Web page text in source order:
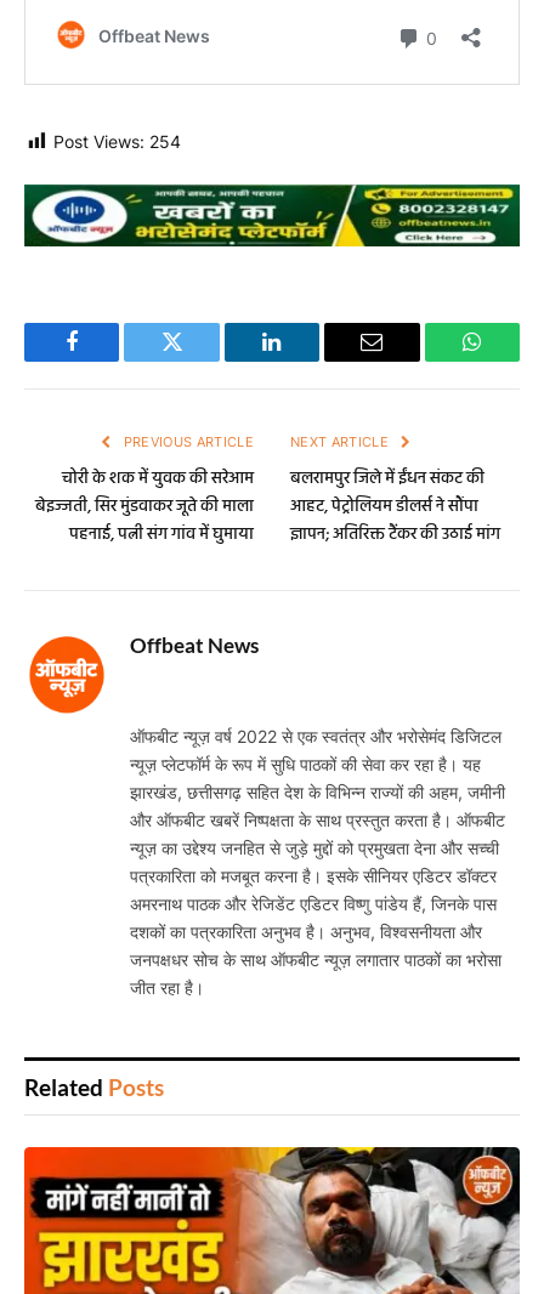
Post Views: 254
Facebook Twitter LinkedIn Email
PREVIOUS ARTICLE
चोरी के शक में युवक की सरेआम
बेइज्जती, सिर मुंडवाकर जूते की माला
पहनाई, पत्नी संग गांव में घुमाया
NEXT ARTICLE
बलरामपुर जिले में ईंधन संकट की
आहट, पेट्रोलियम डीलर्स ने सौंपा
ज्ञापन; अतिरिक्त टैंकर की उठाई मांग
Offbeat News
ऑफबीट न्यूज़ वर्ष 2022 से एक स्वतंत्र और भरोसेमंद डिजिटल
न्यूज़ प्लेटफॉर्म के रूप में सुधि पाठकों की सेवा कर रहा है। यह
झारखंड, छत्तीसगढ़ सहित देश के विभिन्न राज्यों की अहम, जमीनी
और ऑफबीट खबरें निष्पक्षता के साथ प्रस्तुत करता है। ऑफबीट
न्यूज़ का उद्देश्य जनहित से जुड़े मुद्दों को प्रमुखता देना और सच्ची
पत्रकारिता को मजबूत करना है। इसके सीनियर एडिटर डॉक्टर
अमरनाथ पाठक और रेजिडेंट एडिटर विष्णु पांडेय हैं, जिनके पास
दशकों का पत्रकारिता अनुभव है। अनुभव, विश्वसनीयता और
जनपक्षधर सोच के साथ ऑफबीट न्यूज़ लगातार पाठकों का भरोसा
जीत रहा है।
Related Posts